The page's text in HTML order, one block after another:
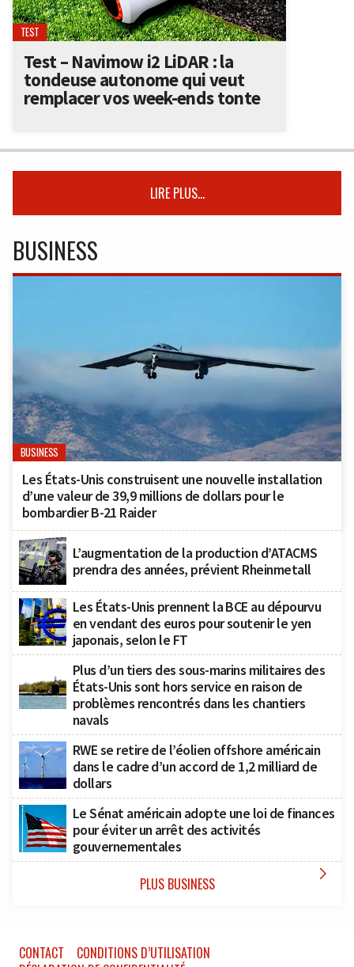
TEST
Test – Navimow i2 LiDAR : la
tondeuse autonome qui veut
remplacer vos week-ends tonte
LIRE PLUS...
BUSINESS
BUSINESS
Les États-Unis construisent une nouvelle installation
d’une valeur de 39,9 millions de dollars pour le
bombardier B-21 Raider
L’augmentation de la production d’ATACMS
prendra des années, prévient Rheinmetall
Les États-Unis prennent la BCE au dépourvu
en vendant des euros pour soutenir le yen
japonais, selon le FT
Plus d’un tiers des sous-marins militaires des
États-Unis sont hors service en raison de
problèmes rencontrés dans les chantiers
navals
RWE se retire de l’éolien offshore américain
dans le cadre d’un accord de 1,2 milliard de
dollars
Le Sénat américain adopte une loi de finances
pour éviter un arrêt des activités
gouvernementales
PLUS BUSINESS 
CONTACT
CONDITIONS D’UTILISATION